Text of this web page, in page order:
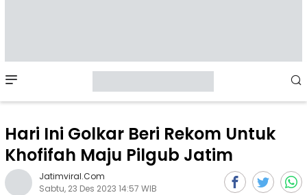
Menu
Hari Ini Golkar Beri Rekom Untuk
Khofifah Maju Pilgub Jatim
Jatimviral.com
Sabtu, 23 Des 2023 14:57 WIB